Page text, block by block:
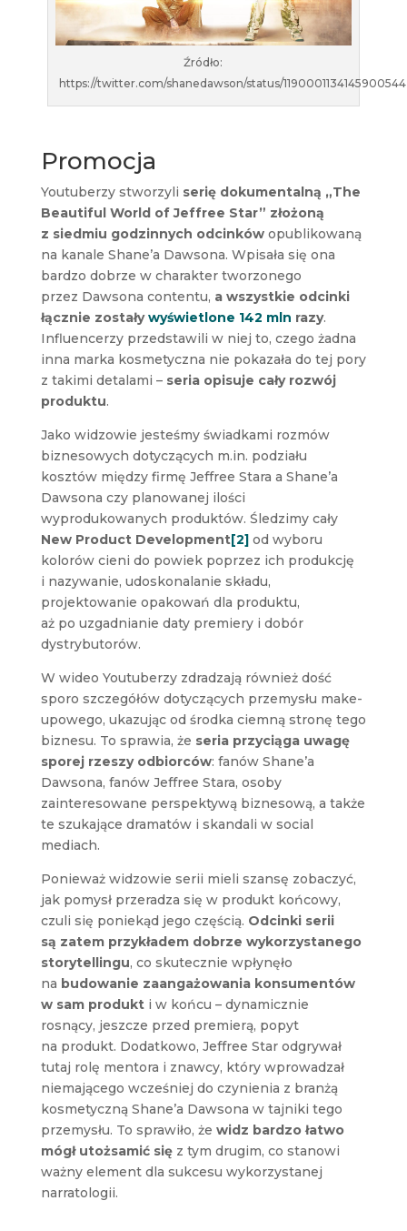
Źródło:
https://twitter.com/shanedawson/status/1190001134145900544
Promocja
Youtuberzy stworzyli serię dokumentalną „The
Beautiful World of Jeffree Star” złożoną
z siedmiu godzinnych odcinkówopublikowaną
na kanale Shane’a Dawsona. Wpisała się ona
bardzo dobrze w charakter tworzonego
przez Dawsona contentu, a wszystkie odcinki
łącznie zostaływyświetlone 142 mln razy.
Influencerzy przedstawili w niej to, czego żadna
inna marka kosmetyczna nie pokazała do tej pory
z takimi detalami – seria opisuje cały rozwój
produktu.
Jako widzowie jesteśmy świadkami rozmów
biznesowych dotyczących m.in. podziału
kosztów między firmę Jeffree Stara a Shane’a
Dawsona czy planowanej ilości
wyprodukowanych produktów. Śledzimy cały
New Product Development[2]od wyboru
kolorów cieni do powiek poprzez ich produkcję
i nazywanie, udoskonalanie składu,
projektowanie opakowań dla produktu,
aż po uzgadnianie daty premiery i dobór
dystrybutorów.
W wideo Youtuberzy zdradzają również dość
sporo szczegółów dotyczących przemysłu make-
upowego, ukazując od środka ciemną stronę tego
biznesu. To sprawia, że seria przyciąga uwagę
sporej rzeszy odbiorców: fanów Shane’a
Dawsona, fanów Jeffree Stara, osoby
zainteresowane perspektywą biznesową, a także
te szukające dramatów i skandali w social
mediach.
Ponieważ widzowie serii mieli szansę zobaczyć,
jak pomysł przeradza się w produkt końcowy,
czuli się poniekąd jego częścią. Odcinki serii
są zatem przykładem dobrze wykorzystanego
storytellingu, co skutecznie wpłynęło
na budowanie zaangażowania konsumentów
w sam produkti w końcu – dynamicznie
rosnący, jeszcze przed premierą, popyt
na produkt. Dodatkowo, Jeffree Star odgrywał
tutaj rolę mentora i znawcy, który wprowadzał
niemającego wcześniej do czynienia z branżą
kosmetyczną Shane’a Dawsona w tajniki tego
przemysłu. To sprawiło, że widz bardzo łatwo
mógł utożsamić sięz tym drugim, co stanowi
ważny element dla sukcesu wykorzystanej
narratologii.